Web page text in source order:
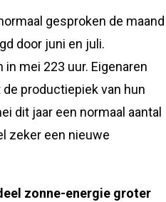
gesproken de maand
door juni en juli.
mei 223 uur. Eigenaren
productiepiek van hun
dit jaar een normaal aantal
zeker een nieuwe
zonne-energie groter